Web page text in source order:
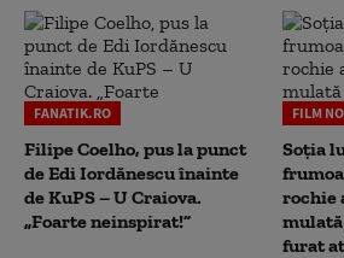
FANATIK.RO
Filipe Coelho, pus la punct
de Edi Iordănescu înainte
de KuPS – U Craiova.
„Foarte neinspirat!”
FILM
Soția
rochie
mulată
furat